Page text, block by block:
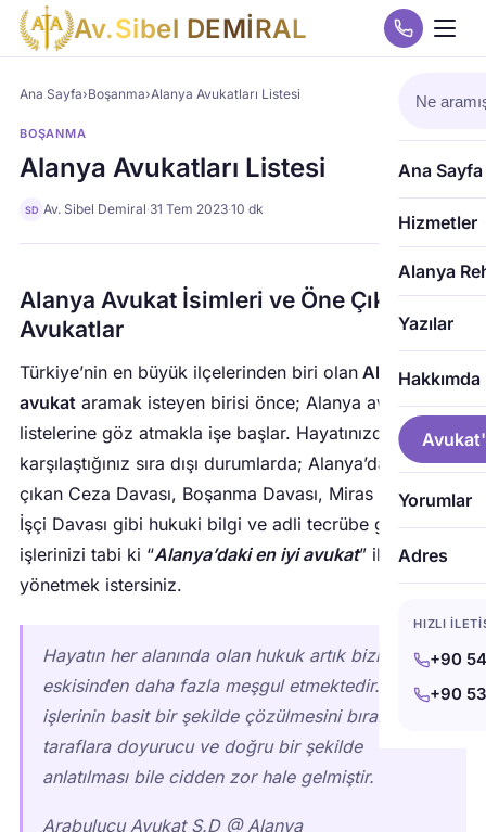
Av.Sibel DEMİRAL
Ana Sayfa
Hizmetler
Alanya
Yazılar
Hakkımda
Yorumlar
Adres
HIZLI
+90
+90
Ana Sayfa›Boşanma›Alanya Avukatları Listesi
BOŞANMA
Alanya Avukatları Listesi
SD Av. Sibel Demiral·31 Tem 2023·10 dk
Alanya Avukat İsimleri ve Öne Çıkan
Avukatlar
Türkiye’nin en büyük ilçelerinden biri olan Alanya’da
avukat aramak isteyen birisi önce; Alanya avukat
listelerine göz atmakla işe başlar. Hayatınızda ilk kez
karşılaştığınız sıra dışı durumlarda; Alanya’da öne
çıkan Ceza Davası, Boşanma Davası, Miras Davası,
İşçi Davası gibi hukuki bilgi ve adli tecrübe gerektiren
işlerinizi tabi ki “Alanya’daki en iyi avukat” ile birlikte
yönetmek istersiniz.
Hayatın her alanında olan hukuk artık bizi
eskisinden daha fazla meşgul etmektedir. Hukuk
işlerinin basit bir şekilde çözülmesini bırakın
taraflara doyurucu ve doğru bir şekilde
anlatılması bile cidden zor hale gelmiştir.
Arabulucu Avukat S.D @ Alanya